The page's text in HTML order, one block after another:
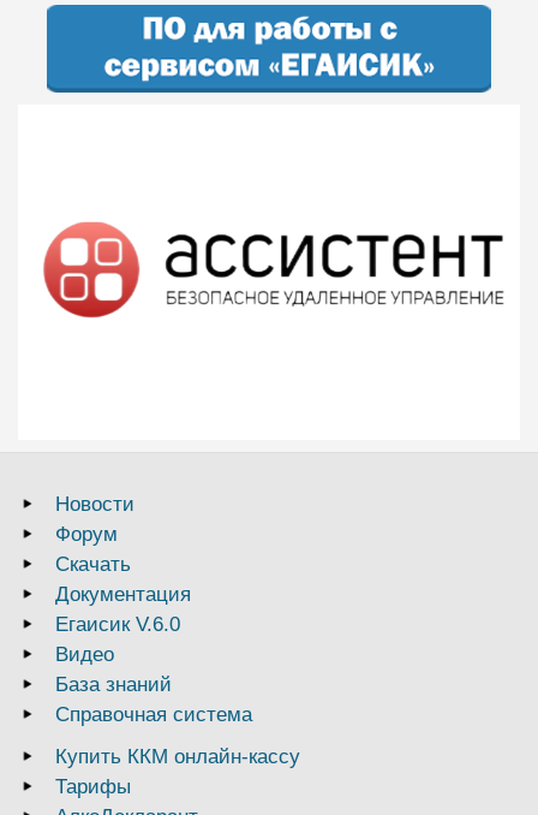
Новости
Форум
Скачать
Документация
Егаисик V.6.0
Видео
База знаний
Справочная система
Купить ККМ онлайн-кассу
Тарифы